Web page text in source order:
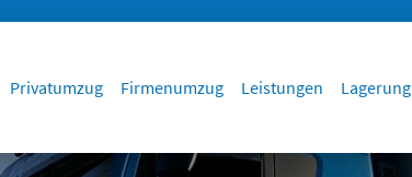
Privatumzug Firmenumzug Leistungen Lagerung